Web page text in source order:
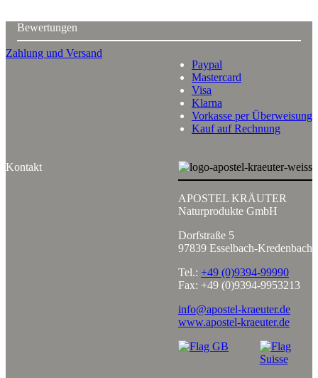
Bewertungen
Zahlung und Versand
Paypal
Mastercard
Visa
Klarna
Vorkasse per Überweisung
Kauf auf Rechnung
Kontakt
APOSTEL KRÄUTER
Naturprodukte GmbH
Dorfstraße 5
97839 Esselbach-Kredenbach
Tel.: +49 (0)9394-99990
Fax: +49 (0)9394-9953213
info@apostel-kraeuter.de
www.apostel-kraeuter.de